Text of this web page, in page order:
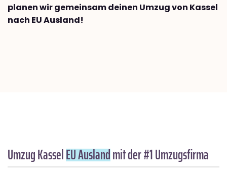
planen wir gemeinsam deinen Umzug von Kassel
nach EU Ausland!
Umzug KasselEU Auslandmit der #1 Umzugsfirma